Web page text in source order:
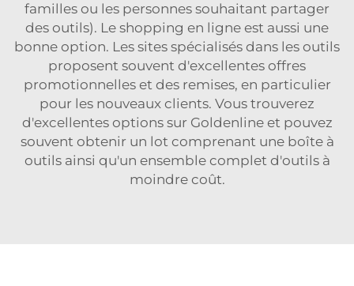
familles ou les personnes souhaitant partager
des outils). Le shopping en ligne est aussi une
bonne option. Les sites spécialisés dans les outils
proposent souvent d'excellentes offres
promotionnelles et des remises, en particulier
pour les nouveaux clients. Vous trouverez
d'excellentes options sur Goldenline et pouvez
souvent obtenir un lot comprenant une boîte à
outils ainsi qu'un ensemble complet d'outils à
moindre coût.